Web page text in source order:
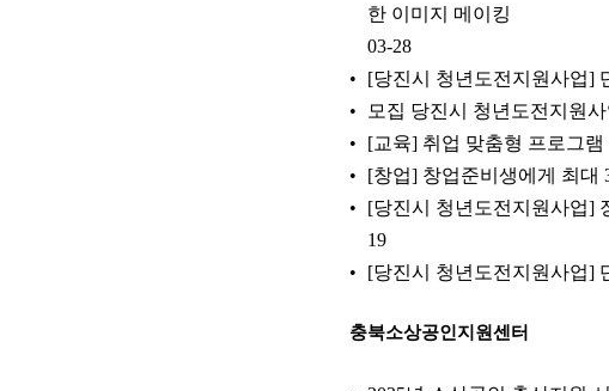
한 이미지 메이킹
03-28
[당진시 청년도전지원사업]
모집 당진시 청년도전지원
[교육] 취업 맞춤형 프로그
[창업] 창업준비생에게 최대
[당진시 청년도전지원사업]
19
[당진시 청년도전지원사업]
충북소상공인지원센터